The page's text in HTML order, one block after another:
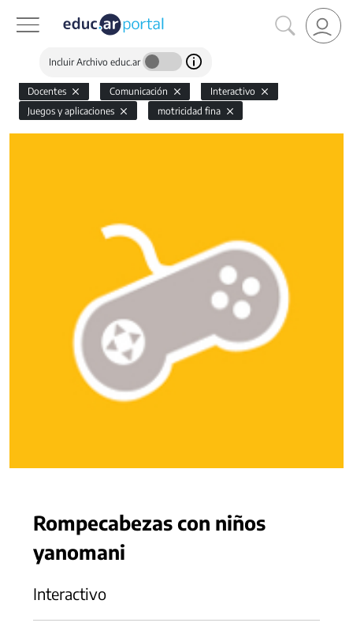
Incluir Archivo educ.ar
Docentes Comunicación
Interactivo
Juegos y aplicaciones
motricidad fina
Rompecabezas con niños
yanomani
Interactivo